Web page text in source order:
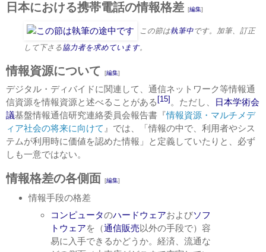
日本における携帯電話の情報格差 [編集]
この節は執筆中です。加筆、訂正
して下さる 協力者を求めています。
情報資源について [編集]
デジタル・ディバイドに関連して、通信ネットワーク等情報通
信資源を情報資源と述べることがある [15] 。ただし、
日本学術会
議基盤情報通信研究連絡委員会報告書『情報資源・マルチメデ
ィア社会の将来に向けて 』では、「情報の中で、利用者やシス
テムが利用時に価値を認めた情報」と定義していたりと、必ず
しも一意ではない。
情報格差の各側面 [編集]
情報手段の格差
コンピュータのハードウェアおよびソフ
トウェアを（通信販売以外の手段で）容
易に入手できるかどうか。経済、流通な